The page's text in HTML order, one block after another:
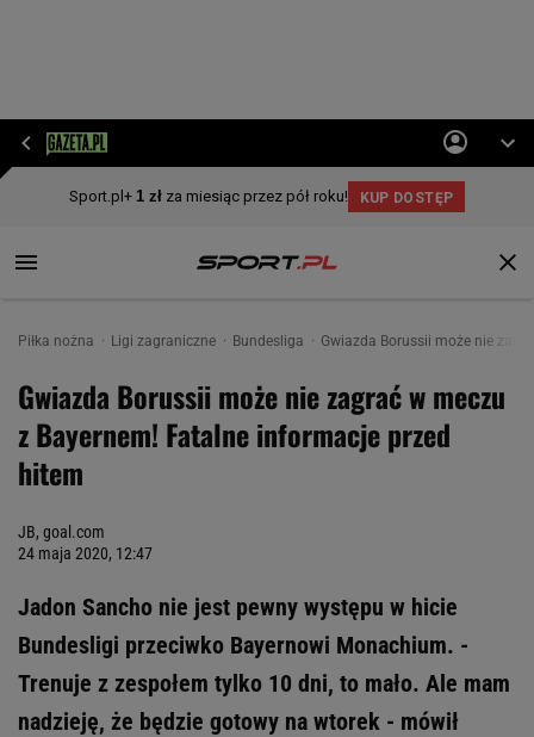
Piłka nożna Ligi zagraniczne Bundesliga Gwiazda Borussii może nie
Gwiazda Borussii może nie zagrać w meczu
z Bayernem! Fatalne informacje przed
hitem
JB, goal.com
24 maja 2020, 12:47
Jadon Sancho nie jest pewny występu w hicie
Bundesligi przeciwko Bayernowi Monachium. -
Trenuje z zespołem tylko 10 dni, to mało. Ale mam
nadzieję, że będzie gotowy na wtorek - mówił